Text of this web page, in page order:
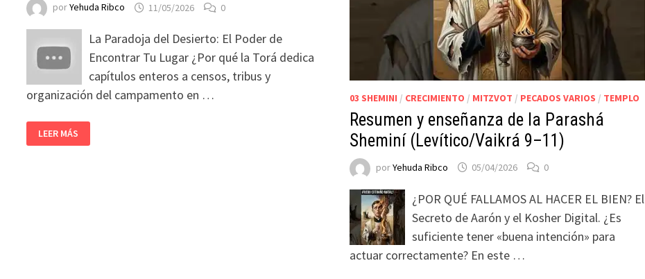
porYehuda Ribco 11/05/2026 0
La Paradoja del Desierto: El Poder de
Encontrar Tu Lugar ¿Por qué la Torá dedica
capítulos enteros a censos, tribus y
organización del campamento en …
LEER MÁS
03 SHEMINI / CRECIMIENTO / MITZVOT / PECADOS VARIOS / TEMPLO
Resumen y enseñanza de la Parashá
Sheminí (Levítico/Vaikrá 9–11)
porYehuda Ribco 05/04/2026 0
¿POR QUÉ FALLAMOS AL HACER EL BIEN? El
Secreto de Aarón y el Kosher Digital. ¿Es
suficiente tener «buena intención» para
actuar correctamente? En este …